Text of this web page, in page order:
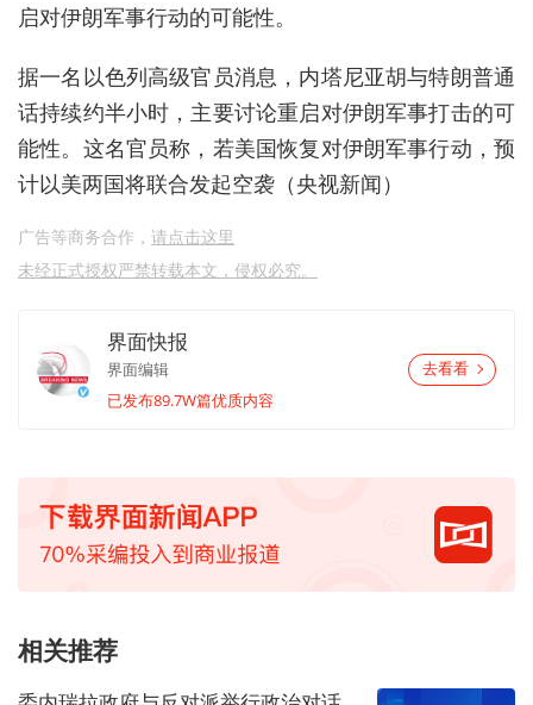
启对伊朗军事行动的可能性。
据一名以色列高级官员消息，内塔尼亚胡与特朗普通
话持续约半小时，主要讨论重启对伊朗军事打击的可
能性。这名官员称，若美国恢复对伊朗军事行动，预
计以美两国将联合发起空袭（央视新闻）
广告等商务合作， 请点击这里
未经正式授权严禁转载本文，侵权必究。
界面快报
界面编辑
已发布89.7W篇优质内容
去看看
相关推荐